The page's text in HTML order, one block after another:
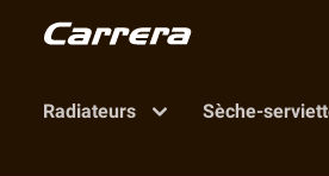
Radiateurs Sèche-